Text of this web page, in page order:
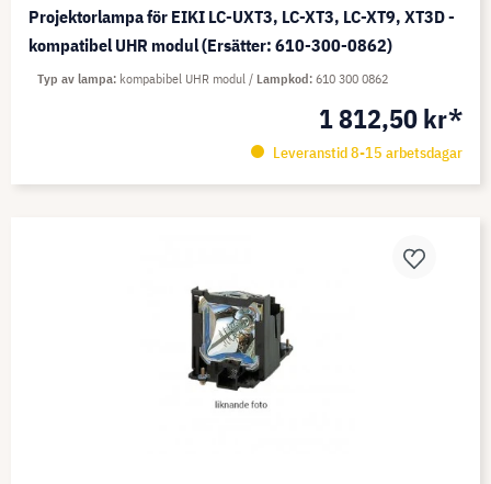
Projektorlampa för EIKI LC-UXT3, LC-XT3, LC-XT9, XT3D -
kompatibel UHR modul (Ersätter: 610-300-0862)
1 812,50 kr*
Leveranstid 8-15 arbetsdagar
Typ av lampa kompabibel UHR modul Lampkod 610 300 0862